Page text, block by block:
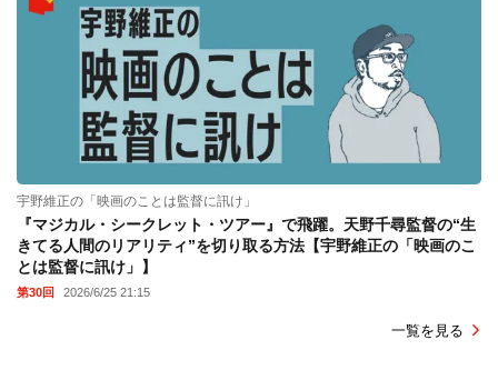
宇野維正の「映画のことは監督に訊け」
『マジカル・シークレット・ツアー』で飛躍。天野千尋監督の“生
きてる人間のリアリティ”を切り取る方法【宇野維正の「映画のこ
とは監督に訊け」】
第30回 2026/6/25 21:15
一覧を見る